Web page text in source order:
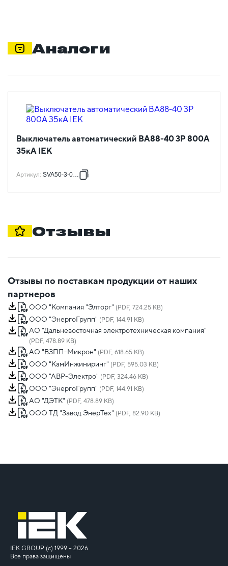
Аналоги
Выключатель автоматический ВА88-40 3Р 800А
35кА IEK
Артикул: SVA50-3-0800
Отзывы
Отзывы по поставкам продукции от наших
партнеров
ООО "Компания "Элторг" (PDF, 724.25 KB)
ООО "ЭнергоГрупп" (PDF, 144.91 KB)
АО "Дальневосточная электротехническая компания"
(PDF, 478.89 KB)
АО "ВЗПП-Микрон" (PDF, 618.65 KB)
ООО "КамИнжиниринг" (PDF, 595.03 KB)
ООО "АВР-Электро" (PDF, 324.46 KB)
ООО "ЭнергоГрупп" (PDF, 144.91 KB)
АО "ДЭТК" (PDF, 478.89 KB)
ООО ТД "Завод ЭнерТех" (PDF, 82.90 KB)
IEK GROUP (c) 1999 – 2026
Все права защищены